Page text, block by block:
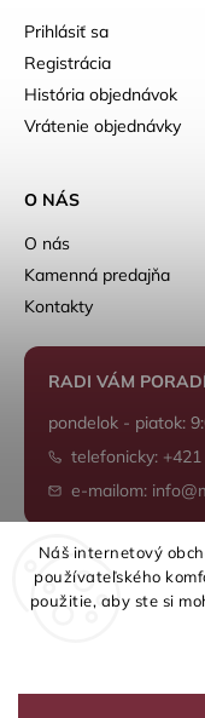
Náš internetový
používateľského
použitie, aby ste si
Prihlásiť sa
Registrácia
História objednávok
Vrátenie objednávky
O NÁS
O nás
Kamenná predajňa
Kontakty
RADI VÁM
pondelok - piatok:
telefonicky:
e-mailom: